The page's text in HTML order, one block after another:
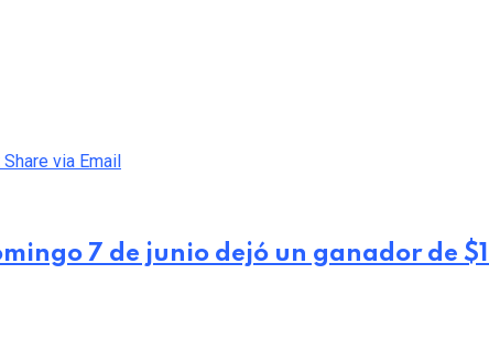
Share via Email
7 de junio dejó un ganador de